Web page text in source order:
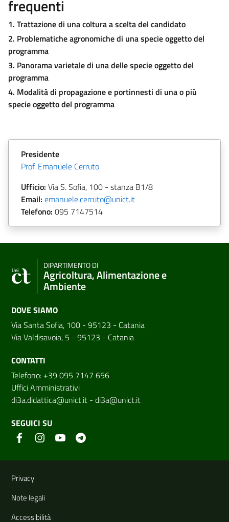
frequenti
1. Trattazione di una coltura a scelta del candidato
2. Problematiche agronomiche di una specie oggetto del
programma
3. Panorama varietale di una delle specie oggetto del
programma
4. Modalità di propagazione e portinnesti di una o più
specie oggetto del programma
Presidente
Prof. Emanuele Cerruto
Ufficio: Via S. Sofia, 100 - stanza B1/8
Email: emanuele.cerruto@unict.it
Telefono: 095 7147514
DIPARTIMENTO DI
Agricoltura, Alimentazione e
Ambiente
DOVE SIAMO
Via Santa Sofia, 100 - 95123 - Catania
Via Valdisavoia, 5 - 95123 - Catania
CONTATTI
Telefono: +39 095 7147 656
Uffici Amministrativi
di3a.didattica@unict.it - di3a@unict.it
SEGUICI SU
Link e informazioni utili
Privacy
Note legali
Accessibilità